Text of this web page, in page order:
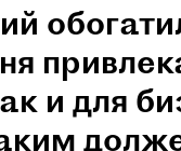
и для